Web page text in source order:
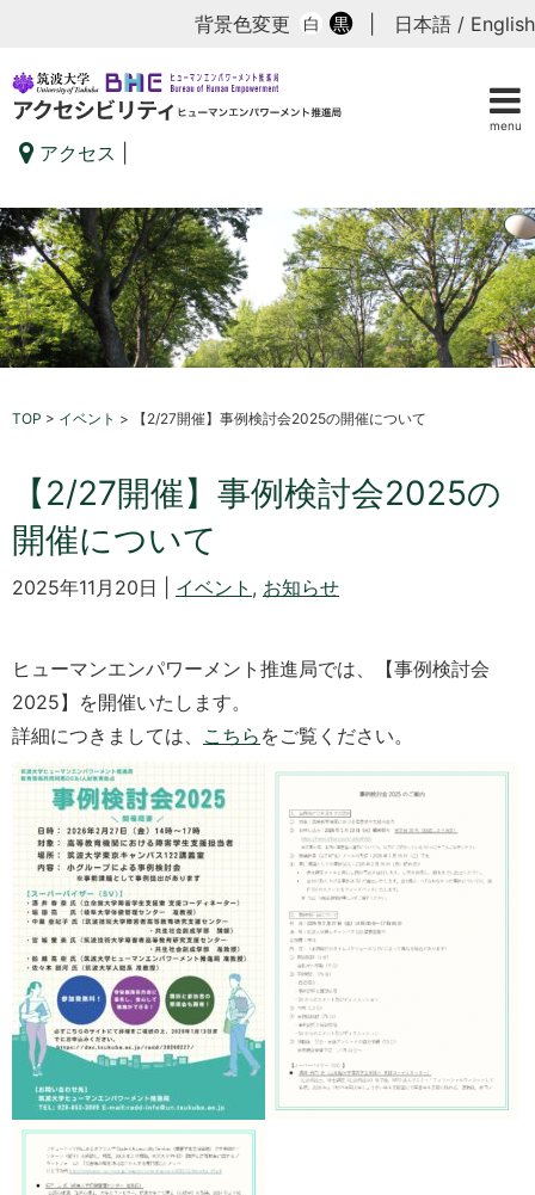
menu
背景色変更 白 黒 日本語 / English
アクセス
TOP > イベント > 【2/27開催】事例検討会2025の開催について
【2/27開催】事例検討会2025の
開催について
2025年11月20日 | イベント , お知らせ
ヒューマンエンパワーメント推進局では、【事例検討会
2025】を開催いたします。
詳細につきましては、 こちら をご覧ください。